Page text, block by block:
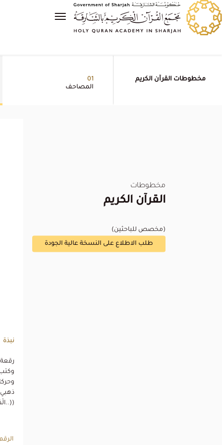
مخطوطات القرآن الكريم
01
المصاحف
مخطوطات
القرآن الكريم
(مخصص للباحثين)
طلب الاطلاع على النسخة عالية الجودة
نبذة